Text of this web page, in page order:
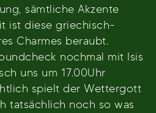
sämtliche Akzente
ist diese griechisch-
Charmes beraubt.
nochmal mit Isis
uns um 17.00Uhr
spielt der Wettergott
tatsächlich noch so was